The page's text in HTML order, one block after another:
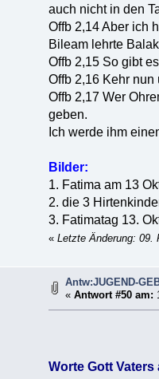
auch nicht in den
Offb 2,14 Aber ich
Bileam lehrte
Offb 2,15 So gibt
Offb 2,16 Kehr
Offb 2,17 Wer
geben.
Ich werde ihm
Bilder:
1. Fatima am 13
2. die 3
3. Fatimatag 13.
« Letzte Änderung: 09.
Antw:JUGEND-
«Antwort #50 am:
Worte Gott Vaters